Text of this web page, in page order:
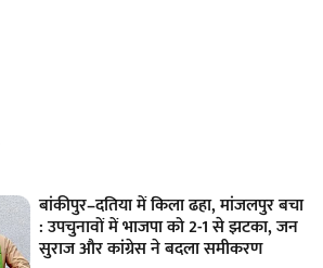
बांकीपुर–दतिया में किला ढहा, मांजलपुर बचा
: उपचुनावों में भाजपा को 2-1 से झटका, जन
सुराज और कांग्रेस ने बदला समीकरण